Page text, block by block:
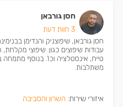
חסן גורבאן
3 חוות דעת
חסן גורבאן, שיפוצניק והנדימן
עבודות שיפוצים כגון: שיפוצי
טייח, אינסטלציה וכו'. בנוסף מתמחה
משתלבות.
איזורי שירות: השרון והסביבה